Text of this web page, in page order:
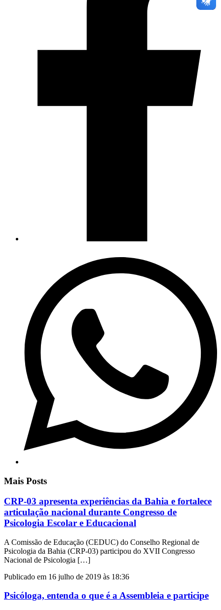
Mais Posts
CRP-03 apresenta experiências da Bahia e fortalece
articulação nacional durante Congresso de
Psicologia Escolar e Educacional
A Comissão de Educação (CEDUC) do Conselho Regional de
Psicologia da Bahia (CRP-03) participou do XVII Congresso
Nacional de Psicologia […]
Publicado em 16 julho de 2019 às 18:36
Psicóloga, entenda o que é a Assembleia e participe